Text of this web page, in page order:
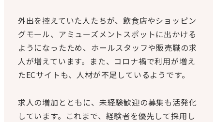
外出を控えていた人たちが、飲食店やショッピン
グモール、アミューズメントスポットに出かける
ようになったため、ホールスタッフや販売職の求
人が増えています。また、コロナ禍で利用が増え
たECサイトも、人材が不足しているようです。
求人の増加とともに、未経験歓迎の募集も活発化
しています。これまで、経験者を優先して採用し